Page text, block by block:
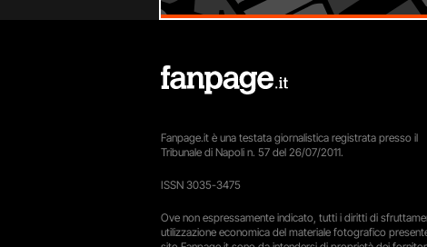
Fanpage.it è una testata giornalistica registrata presso il
Tribunale di Napoli n. 57 del 26/07/2011.
ISSN 3035-3475
Ove non espressamente indicato, tutti i diritti di
utilizzazione economica del materiale fotografico